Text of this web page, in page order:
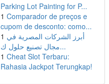
Parking Lot Painting for P...
1 Comparador de preços e
cupom de desconto: como...
1 أبرز الشركات المصرية في
مجال تصنيع حلول ك...
1 Cheat Slot Terbaru:
Rahasia Jackpot Terungkap!